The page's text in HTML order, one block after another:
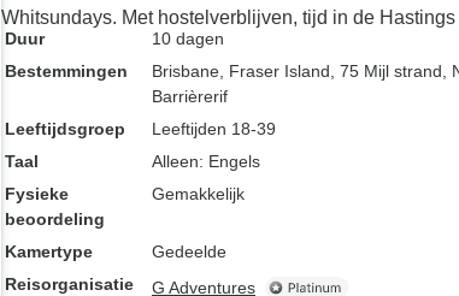
Whitsundays. Met hostelverblijven, tijd in de
Duur
10 dagen
Bestemmingen
Brisbane , Fraser Island , 75 Mijl strand ,
Barrièrerif
Leeftijdsgroep
Leeftijden 18-39
Taal
Alleen: Engels
Fysieke
beoordeling
Gemakkelijk
Kamertype
Gedeelde
Reisorganisatie
G Adventures